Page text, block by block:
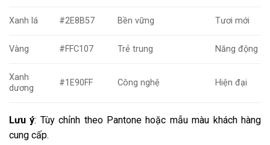
Xanh lá #2E8B57 Bền vững Tươi mới
Vàng #FFC107 Trẻ trung Năng động
Xanh
dương
#1E90FF Công nghệ Hiện đại
Lưu ý: Tùy chỉnh theo Pantone hoặc mẫu màu khách hàng
cung cấp.